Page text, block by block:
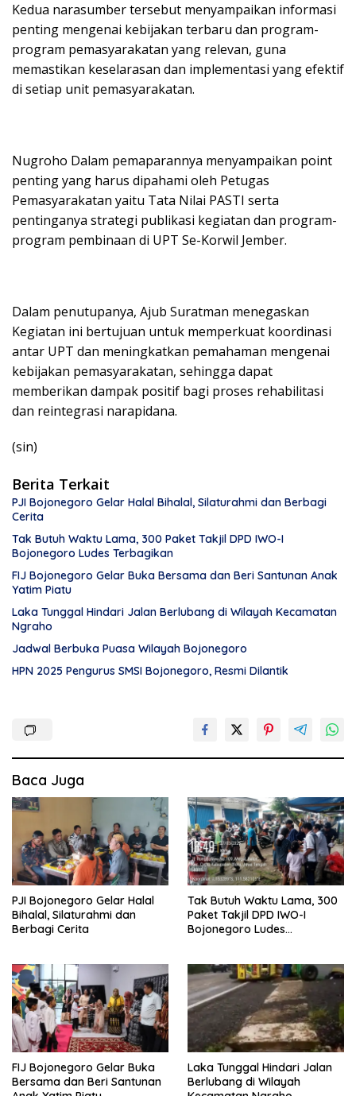
Kedua narasumber tersebut menyampaikan informasi
penting mengenai kebijakan terbaru dan program-
program pemasyarakatan yang relevan, guna
memastikan keselarasan dan implementasi yang efektif
di setiap unit pemasyarakatan.
Nugroho Dalam pemaparannya menyampaikan point
penting yang harus dipahami oleh Petugas
Pemasyarakatan yaitu Tata Nilai PASTI serta
pentinganya strategi publikasi kegiatan dan program-
program pembinaan di UPT Se-Korwil Jember.
Dalam penutupanya, Ajub Suratman menegaskan
Kegiatan ini bertujuan untuk memperkuat koordinasi
antar UPT dan meningkatkan pemahaman mengenai
kebijakan pemasyarakatan, sehingga dapat
memberikan dampak positif bagi proses rehabilitasi
dan reintegrasi narapidana.
(sin)
Berita Terkait
PJI Bojonegoro Gelar Halal Bihalal, Silaturahmi dan Berbagi
Cerita
Tak Butuh Waktu Lama, 300 Paket Takjil DPD IWO-I
Bojonegoro Ludes Terbagikan
FIJ Bojonegoro Gelar Buka Bersama dan Beri Santunan Anak
Yatim Piatu
Laka Tunggal Hindari Jalan Berlubang di Wilayah Kecamatan
Ngraho
Jadwal Berbuka Puasa Wilayah Bojonegoro
HPN 2025 Pengurus SMSI Bojonegoro, Resmi Dilantik
Baca Juga
PJI Bojonegoro Gelar Halal
Bihalal, Silaturahmi dan
Berbagi Cerita
Tak Butuh Waktu Lama, 300
Paket Takjil DPD IWO-I
Bojonegoro Ludes
FIJ Bojonegoro Gelar Buka
Bersama dan Beri Santunan
Laka Tunggal Hindari Jalan
Berlubang di Wilayah